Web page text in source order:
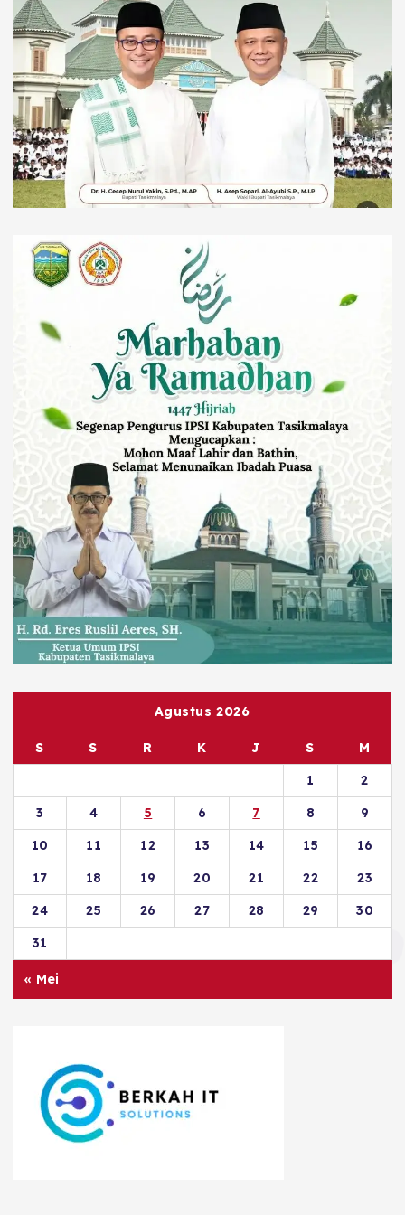
Agustus 2026
S S R K J S
M
1
2
3
4 5 6 7 8
9
10
11 12 13 14 15
16
17
18 19 20 21 22
23
24
25 26 27 28 29
30
31
« Mei